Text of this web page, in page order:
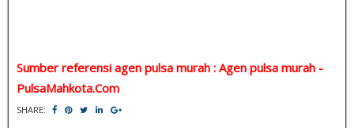
Sumber referensi agen pulsa murah : Agen pulsa murah -
PulsaMahkota.Com
SHARE: